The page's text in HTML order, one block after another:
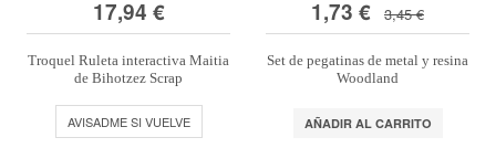
17,94 €
Troquel Ruleta interactiva Maitia
de Bihotzez Scrap
AVISADME SI VUELVE
1,73 € 3,45 €
Set de pegatinas de metal y resina
Woodland
AÑADIR AL CARRITO